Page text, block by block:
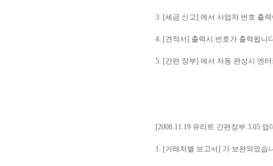
3. [세금 신고] 에서 사업자 번호 출
4. [견적서] 출력시 번호가 출력됩니
5. [간편 장부] 에서 자동 완성시 엔
[2008.11.19 유리트 간편장부 3.05 업
1. [거래처별 보고서] 가 보완되었습